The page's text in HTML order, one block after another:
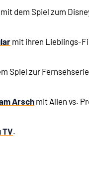
mit dem Spiel zum
mit ihren Lieblings-
Spiel zur
Arsch mit Alien vs.
TV.